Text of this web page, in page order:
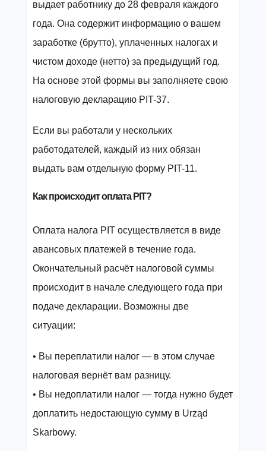
выдает работнику до 28 февраля каждого
года. Она содержит информацию о вашем
заработке (брутто), уплаченных налогах и
чистом доходе (нетто) за предыдущий год.
На основе этой формы вы заполняете свою
налоговую декларацию PIT-37.
Если вы работали у нескольких
работодателей, каждый из них обязан
выдать вам отдельную форму PIT-11.
Как происходит оплата PIT?
Оплата налога PIT осуществляется в виде
авансовых платежей в течение года.
Окончательный расчёт налоговой суммы
происходит в начале следующего года при
подаче декларации. Возможны две
ситуации:
• Вы переплатили налог — в этом случае
налоговая вернёт вам разницу.
• Вы недоплатили налог — тогда нужно будет
доплатить недостающую сумму в Urząd
Skarbowy.